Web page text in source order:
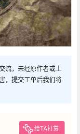
流，未经原作者或上
，提交工单后我们将
给TA打赏